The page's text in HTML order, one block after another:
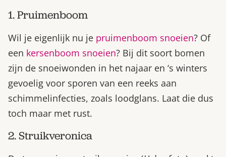
1. Pruimenboom
Wil je eigenlijk nu je pruimenboom snoeien? Of
een kersenboom snoeien? Bij dit soort bomen
zijn de snoeiwonden in het najaar en ‘s winters
gevoelig voor sporen van een reeks aan
schimmelinfecties, zoals loodglans. Laat die dus
toch maar met rust.
2. Struikveronica